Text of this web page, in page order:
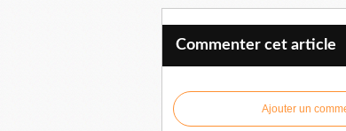
Commenter cet article
Ajouter un